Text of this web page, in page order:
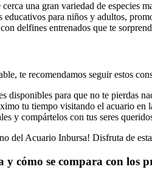
una gran variedad de especies
educativos para niños y adultos,
delfines entrenados que te
te recomendamos seguir estos
disponibles para que no te pierdas
tu tiempo visitando el acuario en
y compártelos con tus seres
del Acuario Inbursa! Disfruta de
cómo se compara con los